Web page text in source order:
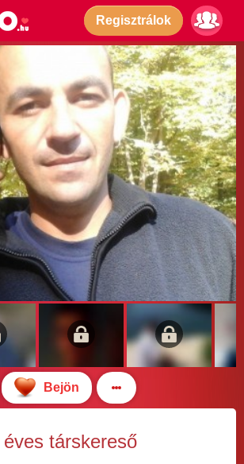
Regisztrálok
Bejön
társkereső